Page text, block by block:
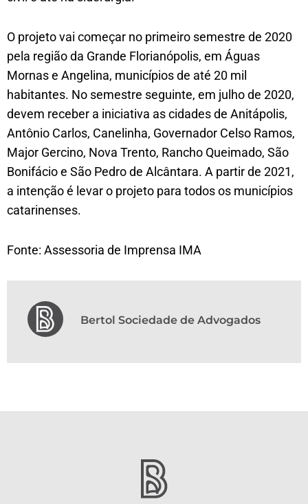
O projeto vai começar no primeiro semestre de 2020
pela região da Grande Florianópolis, em Águas
Mornas e Angelina, municípios de até 20 mil
habitantes. No semestre seguinte, em julho de 2020,
devem receber a iniciativa as cidades de Anitápolis,
Antônio Carlos, Canelinha, Governador Celso Ramos,
Major Gercino, Nova Trento, Rancho Queimado, São
Bonifácio e São Pedro de Alcântara. A partir de 2021,
a intenção é levar o projeto para todos os municípios
catarinenses.
Fonte: Assessoria de Imprensa IMA
Bertol Sociedade de Advogados